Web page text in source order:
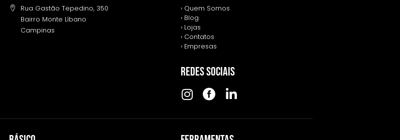
Rua Gastão Tepedino, 350
Bairro Monte Líbano
Campinas
› Quem Somos
› Blog
› Lojas
› Contatos
› Empresas
REDES SOCIAIS